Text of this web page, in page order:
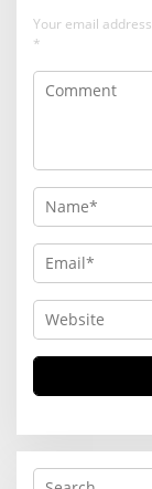
Your email
*
S